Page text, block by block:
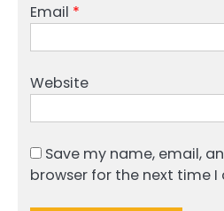
Email *
Website
Save my name, email,
browser for the next time